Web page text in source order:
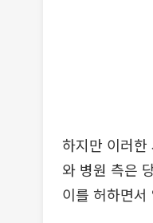
하지만 이러
와 병원 측은
이를 허하면